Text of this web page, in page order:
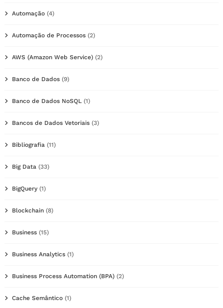
Automação (4)
Automação de Processos (2)
AWS (Amazon Web Service) (2)
Banco de Dados (9)
Banco de Dados NoSQL (1)
Bancos de Dados Vetoriais (3)
Bibliografia (11)
Big Data (33)
BigQuery (1)
Blockchain (8)
Business (15)
Business Analytics (1)
Business Process Automation (BPA) (2)
Cache Semântico (1)